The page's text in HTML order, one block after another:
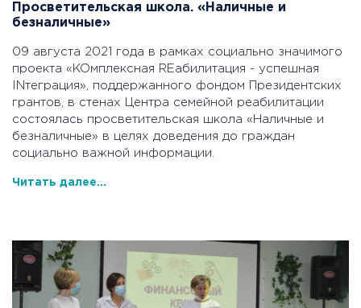
Просветительская школа. «Наличные и
безналичные»
09 августа 2021 года в рамках социально значимого
проекта «KOмплексная REабилитация - успешная
INтеграция», поддержанного фондом Президентских
грантов, в стенах Центра семейной реабилитации
состоялась просветительская школа «Наличные и
безналичные» в целях доведения до граждан
социально важной информации.
Читать далее...